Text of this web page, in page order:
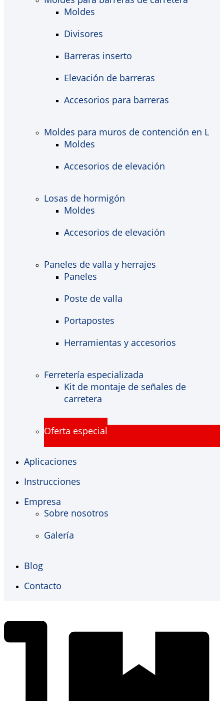
Moldes
Divisores
Barreras inserto
Elevación de barreras
Accesorios para barreras
Moldes para muros de contención en L
Moldes
Accesorios de elevación
Losas de hormigón
Moldes
Accesorios de elevación
Paneles de valla y herrajes
Paneles
Poste de valla
Portapostes
Herramientas y accesorios
Ferretería especializada
Kit de montaje de señales de
carretera
Oferta especial
Aplicaciones
Instrucciones
Empresa
Sobre nosotros
Galería
Blog
Contacto